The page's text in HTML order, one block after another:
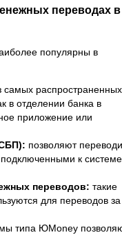
переводах в
популярны в
самых распространенных
в отделении банка в
приложение или
позволяют
к
переводов: такие
для переводов за
типа ЮMoney